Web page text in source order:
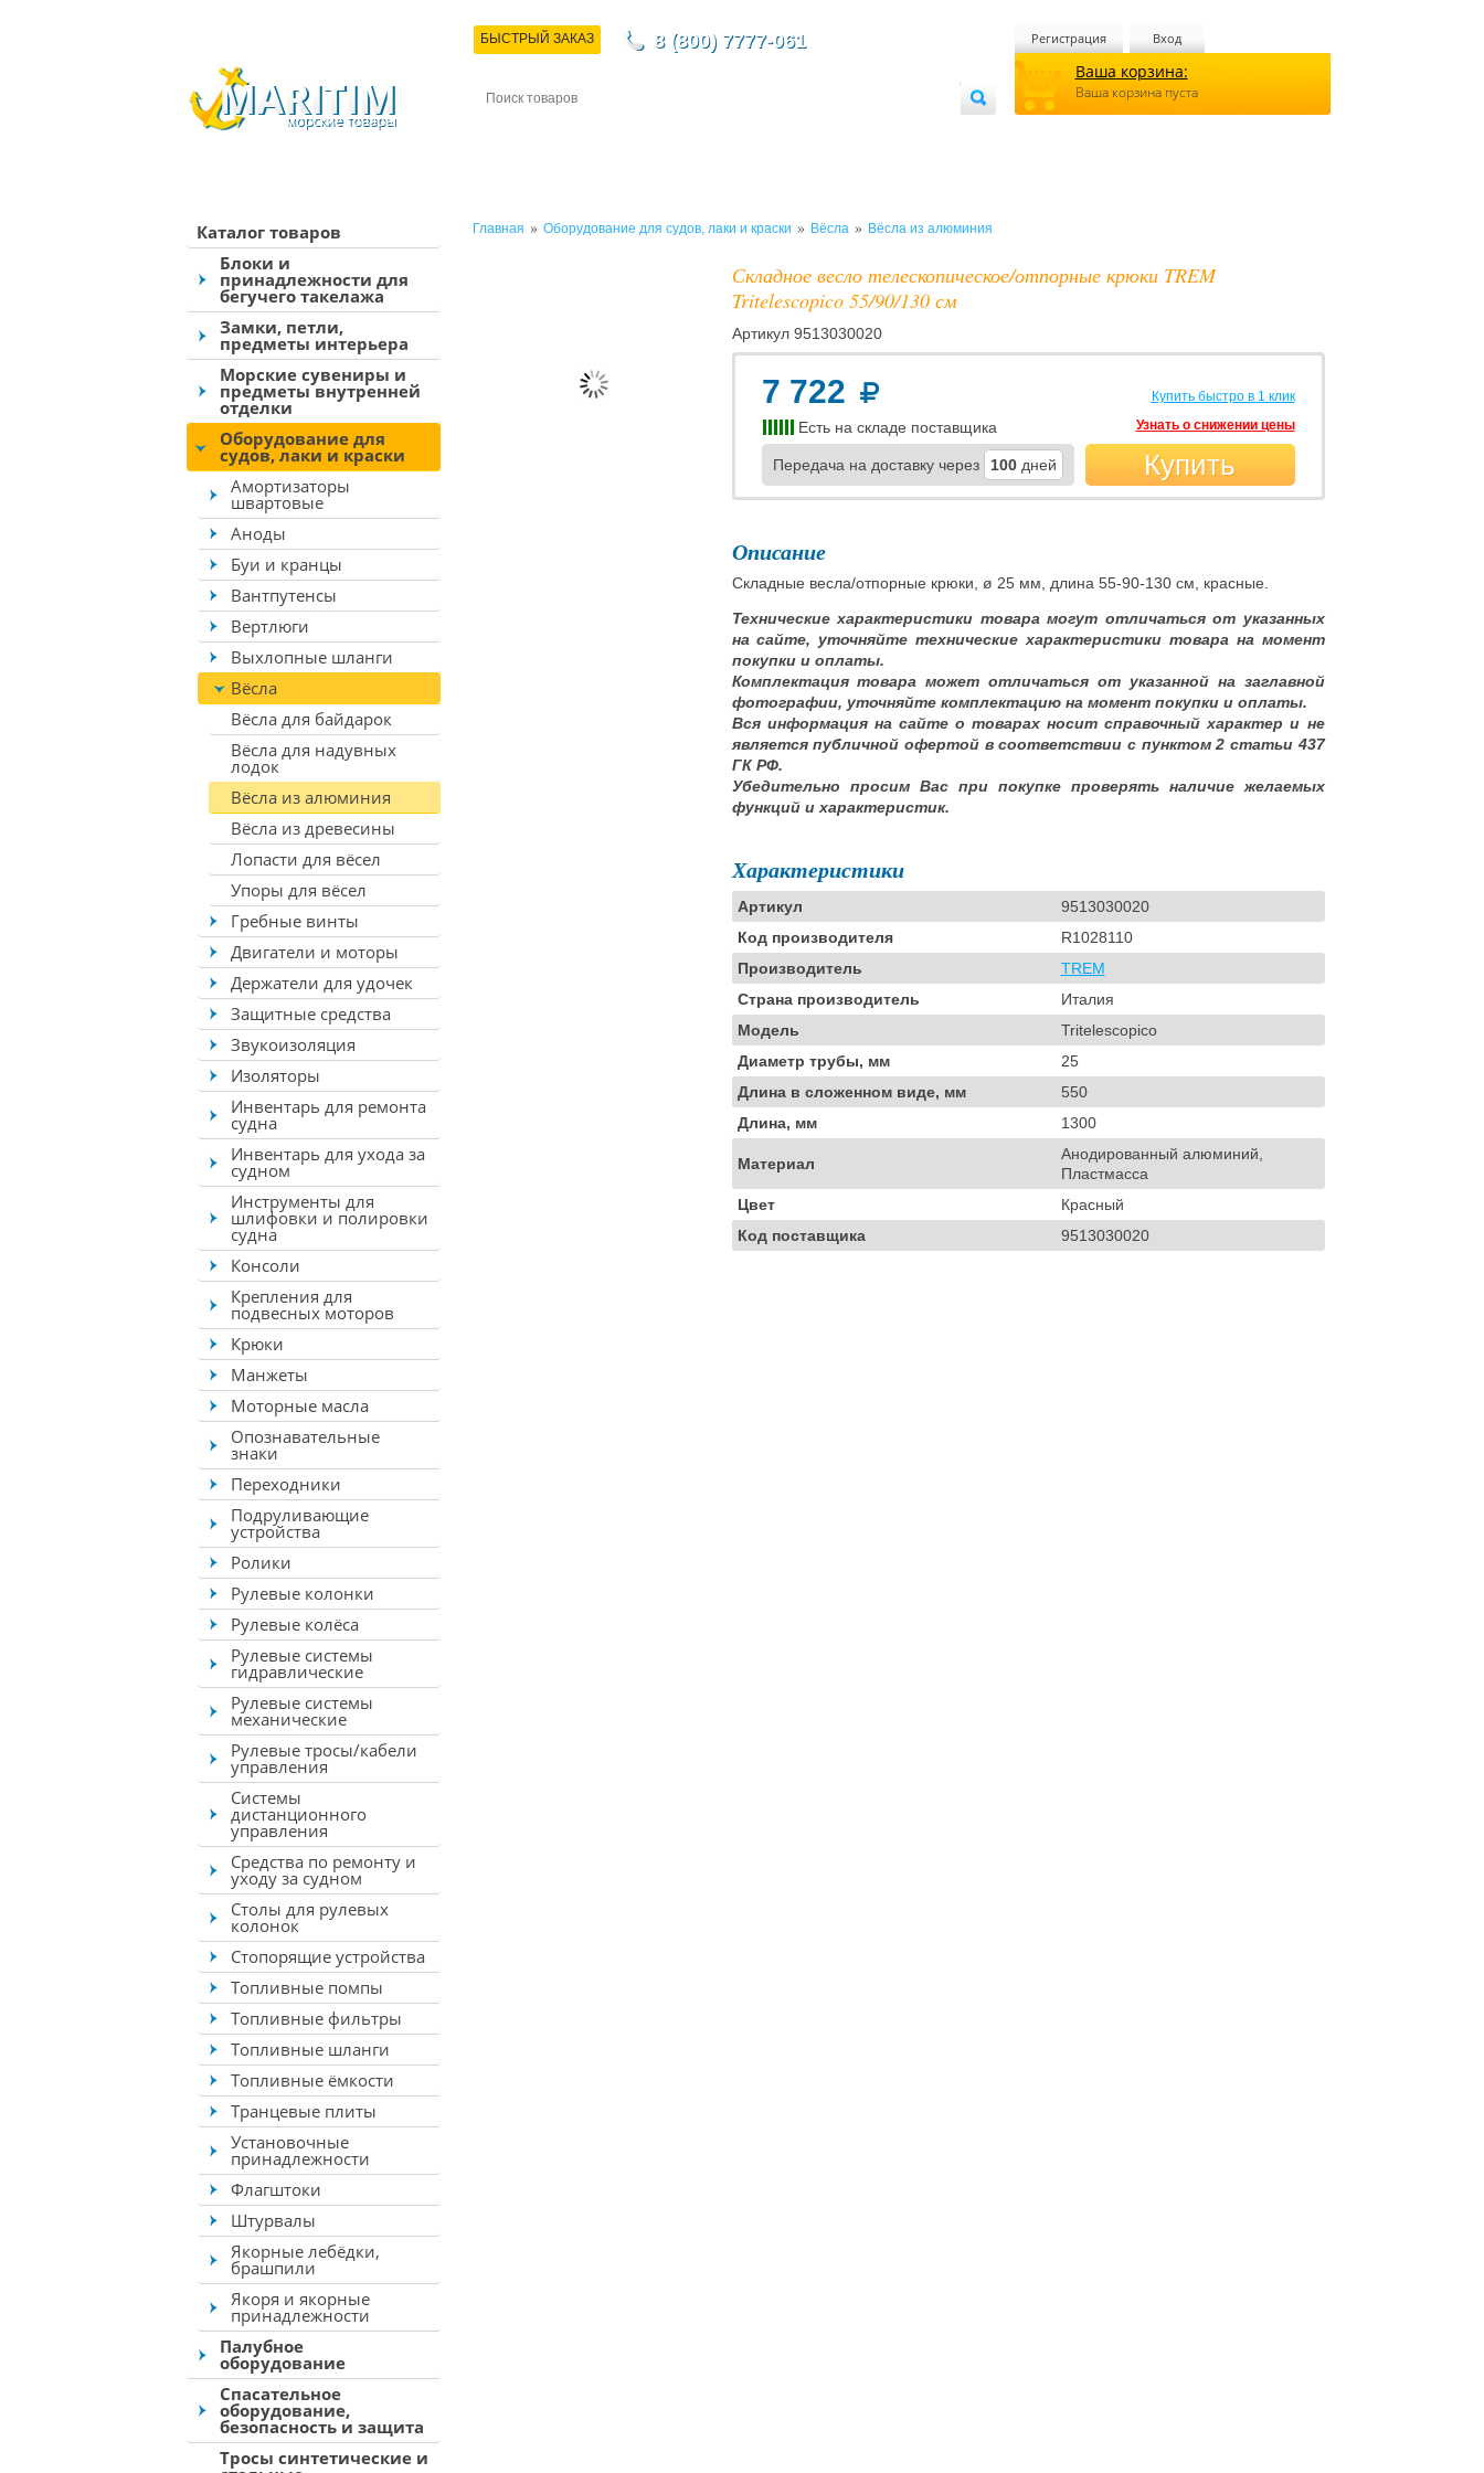
Регистрация Вход
Ваша корзина:
Ваша корзина пуста
БЫСТРЫЙ ЗАКАЗ 8 (800) 7777-061
Каталог товаров
Блоки и
принадлежности для
бегучего такелажа
Замки, петли,
предметы интерьера
Морские сувениры и
предметы внутренней
отделки
Оборудование для
судов, лаки и краски
Амортизаторы
швартовые
Аноды
Буи и кранцы
Вантпутенсы
Вертлюги
Выхлопные шланги
Вёсла
Вёсла для байдарок
Вёсла для надувных
лодок
Вёсла из алюминия
Вёсла из древесины
Лопасти для вёсел
Упоры для вёсел
Гребные винты
Двигатели и моторы
Держатели для удочек
Защитные средства
Звукоизоляция
Изоляторы
Инвентарь для ремонта
судна
Инвентарь для ухода за
судном
Инструменты для
шлифовки и полировки
судна
Консоли
Крепления для
подвесных моторов
Крюки
Манжеты
Моторные масла
Опознавательные
знаки
Переходники
Подруливающие
устройства
Ролики
Рулевые колонки
Рулевые колёса
Рулевые системы
гидравлические
Рулевые системы
механические
Рулевые тросы/кабели
управления
Системы
дистанционного
управления
Средства по ремонту и
уходу за судном
Столы для рулевых
колонок
Стопорящие устройства
Топливные помпы
Топливные фильтры
Топливные шланги
Топливные ёмкости
Транцевые плиты
Установочные
принадлежности
Флагштоки
Штурвалы
Якорные лебёдки,
брашпили
Якоря и якорные
принадлежности
Палубное
оборудование
Спасательное
оборудование,
безопасность и защита
Тросы синтетические и
Главная » Оборудование для судов, лаки и краски » Вёсла» Вёсла из алюминия
Складное весло телескопическое/отпорные крюки TREM
Tritelescopico 55/90/130 см
Артикул 9513030020
7 722
Есть на складе поставщика
Передача на доставку через 100 дней
Купить быстро в 1 клик
Узнать о снижении цены
Купить
Описание
Складные весла/отпорные крюки, ø 25 мм, длина 55-90-130 см, красные.
Технические характеристики товара могут отличаться от указанных
на сайте, уточняйте технические характеристики товара на момент
покупки и оплаты.
Комплектация товара может отличаться от указанной на заглавной
фотографии, уточняйте комплектацию на момент покупки и оплаты.
Вся информация на сайте о товарах носит справочный характер и не
является публичной офертой в соответствии с пунктом 2 статьи 437
ГК РФ.
Убедительно просим Вас при покупке проверять наличие желаемых
функций и характеристик.
Характеристики
Артикул
9513030020
Код производителя
R1028110
Производитель
TREM
Страна производитель
Италия
Модель
Tritelescopico
Диаметр трубы, мм
25
Длина в сложенном виде, мм
550
Длина, мм
1300
Материал
Анодированный алюминий,
Пластмасса
Цвет
Красный
Код поставщика
9513030020